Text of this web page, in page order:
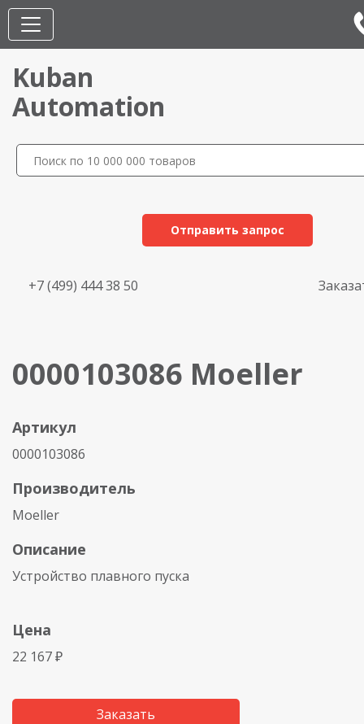
Kuban
Automation
Отправить запрос
+7 (499) 444 38 50
0000103086 Moeller
Артикул
0000103086
Производитель
Moeller
Описание
Устройство плавного пуска
Цена
22 167 ₽
Заказать